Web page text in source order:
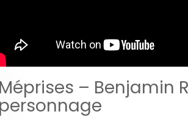
Méprises – Benjamin
personnage